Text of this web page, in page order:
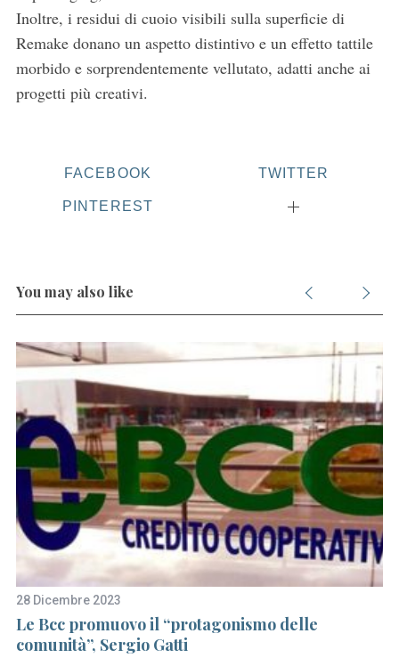
Inoltre, i residui di cuoio visibili sulla superficie di
Remake donano un aspetto distintivo e un effetto tattile
morbido e sorprendentemente vellutato, adatti anche ai
progetti più creativi.
FACEBOOK TWITTER
PINTEREST
You may also like
28 Dicembre 2023
Le Bcc promuovo il “protagonismo delle
comunità”, Sergio Gatti